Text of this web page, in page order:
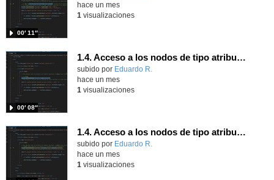
00′ 11″
hace un mes
1 visualizaciones
1.4. Acceso a los nodos de tipo atributo. Parte 4.
Contenido educativo.
subido por Eduardo R.
00′ 08″
hace un mes
1 visualizaciones
1.4. Acceso a los nodos de tipo atributo. Parte 3.
Contenido educativo.
subido por Eduardo R.
hace un mes
1 visualizaciones